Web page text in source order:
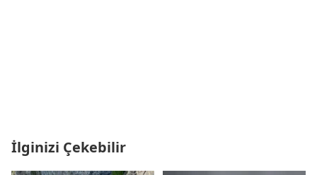
İlginizi Çekebilir